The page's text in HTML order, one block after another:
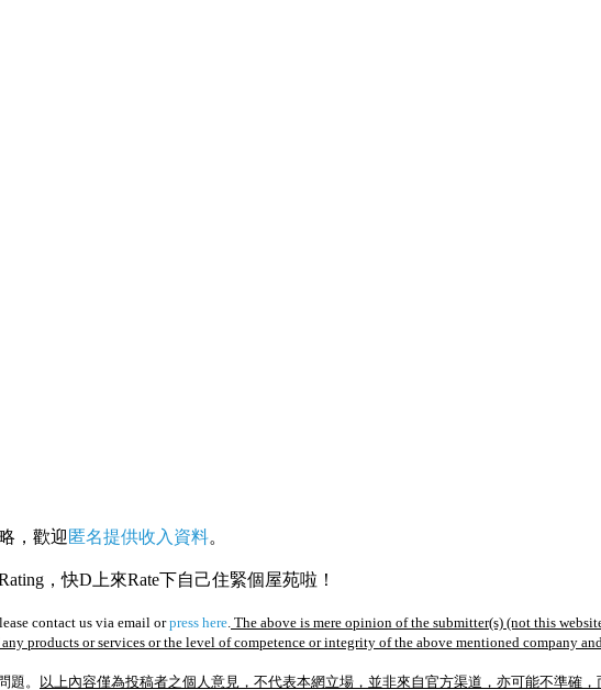
，歡迎 匿名提供收入資料。
，快D上來Rate下自己住緊個屋苑啦！
contact us via email orpress here. The above is mere opinion of the submitter(s) (not this
products or services or the level of competence or integrity of the above mentioned company
題。
以上內容僅為投稿者之個人意見，不代表本網立場，並非來自官方渠道，亦可能不準確